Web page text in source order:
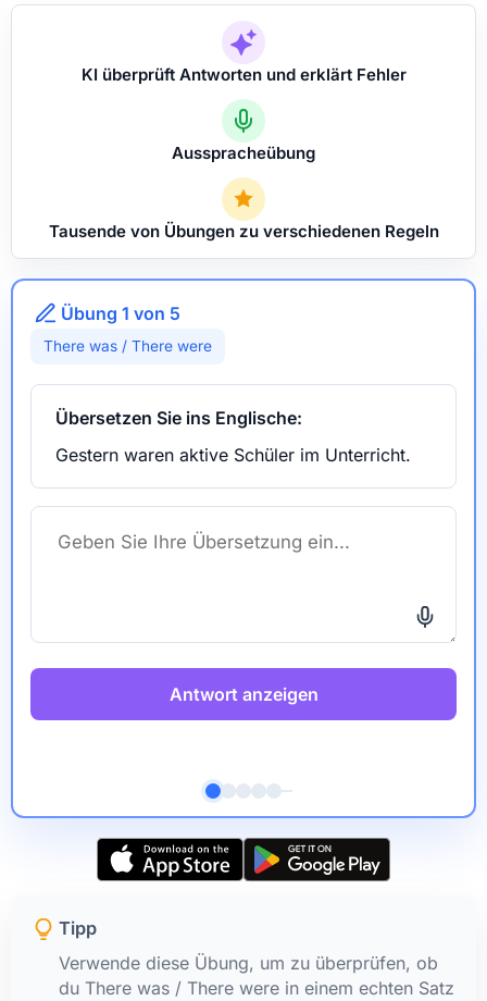
KI überprüft Antworten und erklärt Fehler
Ausspracheübung
Tausende von Übungen zu verschiedenen Regeln
Übung 1 von 5
There was / There were
Übersetzen Sie ins Englische:
Gestern waren aktive Schüler im Unterricht.
Antwort anzeigen
Tipp
Verwende diese Übung, um zu überprüfen, ob
du There was / There were in einem echten Satz